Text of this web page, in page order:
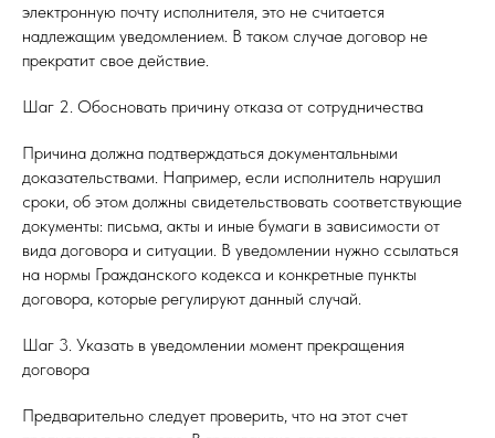
электронную почту исполнителя, это не считается
надлежащим уведомлением. В таком случае договор не
прекратит свое действие.
Шаг 2. Обосновать причину отказа от сотрудничества
Причина должна подтверждаться документальными
доказательствами. Например, если исполнитель нарушил
сроки, об этом должны свидетельствовать соответствующие
документы: письма, акты и иные бумаги в зависимости от
вида договора и ситуации. В уведомлении нужно ссылаться
на нормы Гражданского кодекса и конкретные пункты
договора, которые регулируют данный случай.
Шаг 3. Указать в уведомлении момент прекращения
договора
Предварительно следует проверить, что на этот счет